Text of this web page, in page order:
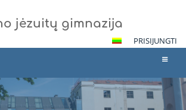
jėzuitų gimnazija
PRISIJUNGTI